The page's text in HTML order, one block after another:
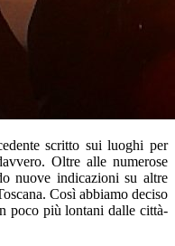
scritto sui luoghi per
Oltre alle numerose
nuove indicazioni su altre
Così abbiamo deciso
poco più lontani dalle città-